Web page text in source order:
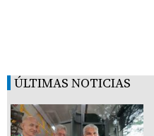
ÚLTIMAS NOTICIAS